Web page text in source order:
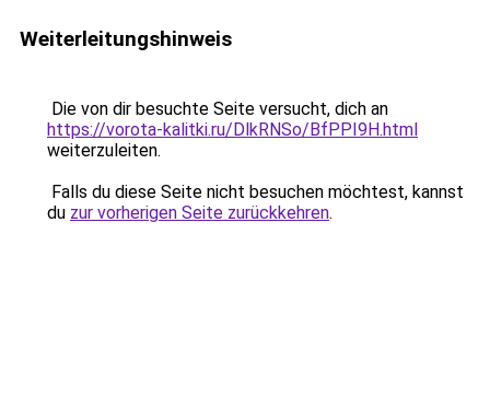
Weiterleitungshinweis
Die von dir besuchte Seite versucht, dich an
https://vorota-kalitki.ru/DlkRNSo/BfPPI9H.html
weiterzuleiten.
Falls du diese Seite nicht besuchen möchtest, kannst
du zur vorherigen Seite zurückkehren.